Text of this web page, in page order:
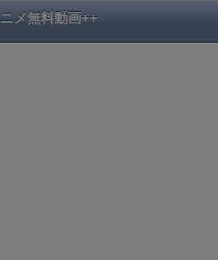
メ無料動画++